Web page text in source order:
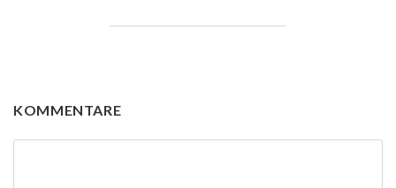
KOMMENTARE